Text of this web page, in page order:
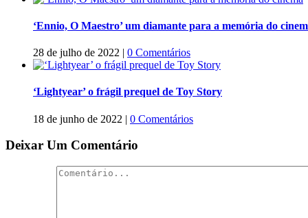
‘Ennio, O Maestro’ um diamante para a memória do
28 de julho de 2022 | 0 Comentários
‘Lightyear’ o frágil prequel de Toy Story
18 de junho de 2022 | 0 Comentários
Deixar Um Comentário